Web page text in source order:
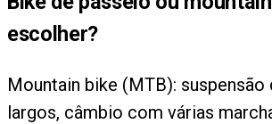
escolher?
Mountain bike (MTB): suspensão
largos, câmbio com várias